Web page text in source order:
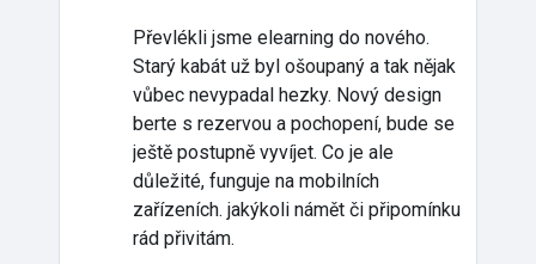
Převlékli jsme elearning do nového.
Starý kabát už byl ošoupaný a tak nějak
vůbec nevypadal hezky. Nový design
berte s rezervou a pochopení, bude se
ještě postupně vyvíjet. Co je ale
důležité, funguje na mobilních
zařízeních. jakýkoli námět či připomínku
rád přivitám.